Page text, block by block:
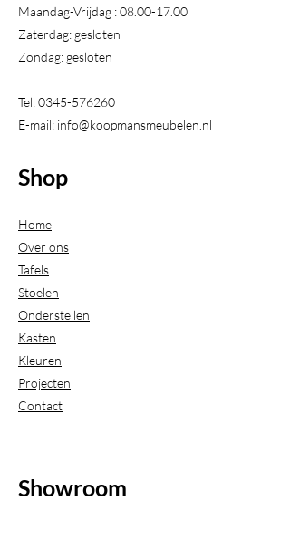
Maandag-Vrijdag :08.00-17.00
Zaterdag: gesloten
Zondag: gesloten
Tel:0345-576260
E-mail: info@koopmansmeubelen.nl
Shop
Home
Over ons
Tafels
Stoelen
Onderstellen
Kasten
Kleuren
Projecten
Contact
Showroom